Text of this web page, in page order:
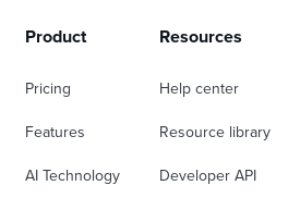
Product
Pricing
Features
AI Technology
Resources
Help center
Resource library
Developer API